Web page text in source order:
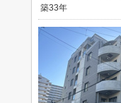
築33年